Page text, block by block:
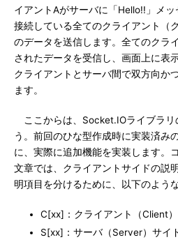
イアントAがサーバに「Hello!!」メ
接続している全てのクライアント（
のデータを送信します。全てのクラ
されたデータを受信し、画面上に表
クライアントとサーバ間で双方向か
ます。
ここからは、Socket.IOライブラリ
う。前回のひな型作成時に実装済み
に、実際に追加機能を実装します。
文章では、クライアントサイドの説
明項目を分けるために、以下のよう
C[xx]：クライアント（Client
S[xx]：サーバ（Server）サイ